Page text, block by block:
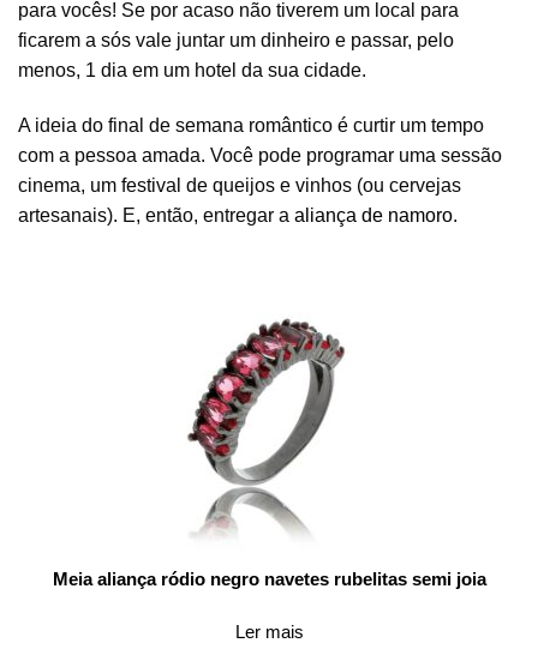
para vocês! Se por acaso não tiverem um local para
ficarem a sós vale juntar um dinheiro e passar, pelo
menos, 1 dia em um hotel da sua cidade.
A ideia do final de semana romântico é curtir um tempo
com a pessoa amada. Você pode programar uma sessão
cinema, um festival de queijos e vinhos (ou cervejas
artesanais). E, então, entregar a aliança de namoro.
Meia aliança ródio negro navetes rubelitas semi joia
Ler mais